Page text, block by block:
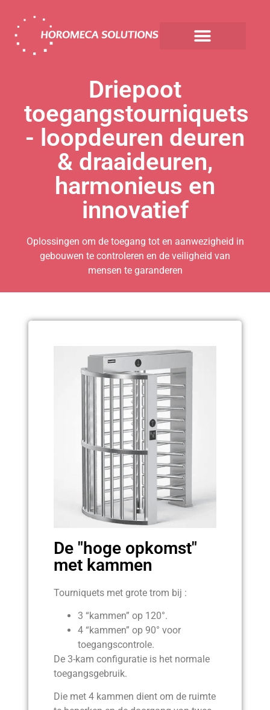
Driepoot
toegangstourniquets
- loopdeuren deuren
& draaideuren,
harmonieus en
innovatief
Oplossingen om de toegang tot en aanwezigheid in
gebouwen te controleren en de veiligheid van
mensen te garanderen
De "hoge opkomst"
met kammen
Tourniquets met grote trom bij :
3 “kammen” op 120°.
4 “kammen” op 90° voor
toegangscontrole.
De 3-kam configuratie is het normale
toegangsgebruik.
Die met 4 kammen dient om de ruimte